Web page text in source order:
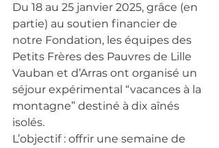
Du 18 au 25 janvier 2025, grâce (en
partie) au soutien financier de
notre Fondation, les équipes des
Petits Frères des Pauvres de Lille
Vauban et d’Arras ont organisé un
séjour expérimental “vacances à la
montagne” destiné à dix aînés
isolés.
L’objectif : offrir une semaine de